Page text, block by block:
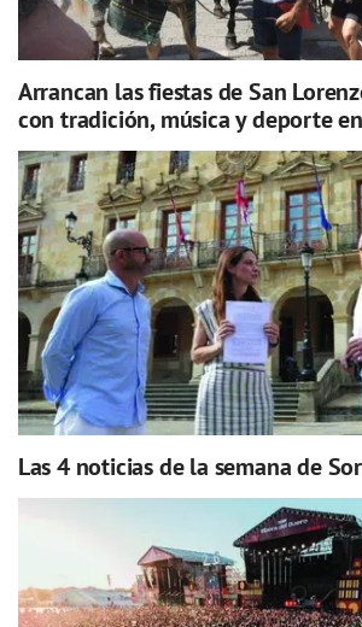
Arrancan las fiestas de San
con tradición, música y deporte
Las 4 noticias de la semana de